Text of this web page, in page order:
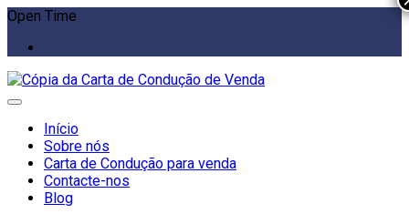
Open Time
Início
Sobre nós
Carta de Condução para venda
Contacte-nos
Blog